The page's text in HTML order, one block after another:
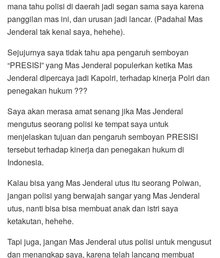
mana tahu polisi di daerah jadi segan sama saya karena
panggilan mas ini, dan urusan jadi lancar. (Padahal Mas
Jenderal tak kenal saya, hehehe).
Sejujurnya saya tidak tahu apa pengaruh semboyan
“PRESISI” yang Mas Jenderal populerkan ketika Mas
Jenderal dipercaya jadi Kapolri, terhadap kinerja Polri dan
penegakan hukum ???
Saya akan merasa amat senang jika Mas Jenderal
mengutus seorang polisi ke tempat saya untuk
menjelaskan tujuan dan pengaruh semboyan PRESISI
tersebut terhadap kinerja dan penegakan hukum di
Indonesia.
Kalau bisa yang Mas Jenderal utus itu seorang Polwan,
jangan polisi yang berwajah sangar yang Mas Jenderal
utus, nanti bisa bisa membuat anak dan istri saya
ketakutan, hehehe.
Tapi juga, jangan Mas Jenderal utus polisi untuk mengusut
dan menangkap saya, karena telah lancang membuat